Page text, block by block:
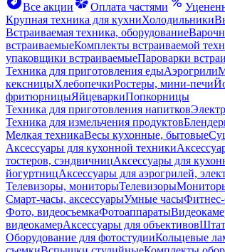
Все акции
Оплата частями
Крупная техника для кухниХолодильники
Встраиваемая техника, оборудование
встраиваемыеКомплекты встраиваемой
упаковщики встраиваемыеПароварки
Техника для приготовления едыАэрогрили
кексницыХлебопечкиРостеры, мини-печи
фритюрницыЯйцеваркиПопкорницы
Техника для приготовления напитков
Техника для измельчения продуктов
Мелкая техникаВесы кухонные, бытовые
Аксессуары для кухонной техники
тостеров, сэндвичницАксессуары для
йогуртницАксессуары для аэрогрилей,
Телевизоры, мониторыТелевизоры
Смарт-часы, аксессуарыУмные часыФитнес-
Фото, видеосъемкаФотоаппараты
видеокамерАксессуары для объективов
Оборудование для фотостудииКольцевые